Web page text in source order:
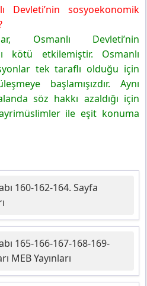
Devleti’nin sosyoekonomik
Osmanlı Devleti’nin
kötü etkilemiştir. Osmanlı
tek taraflı olduğu için
başlamışızdır. Aynı
söz hakkı azaldığı için
ile eşit konuma
160-162-164. Sayfa
165-166-167-168-169-
MEB Yayınları